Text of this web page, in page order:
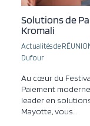
Solutions de
Kromali
Actualités de
Dufour
Au cœur du
Paiement
leader en
Mayotte, vous…